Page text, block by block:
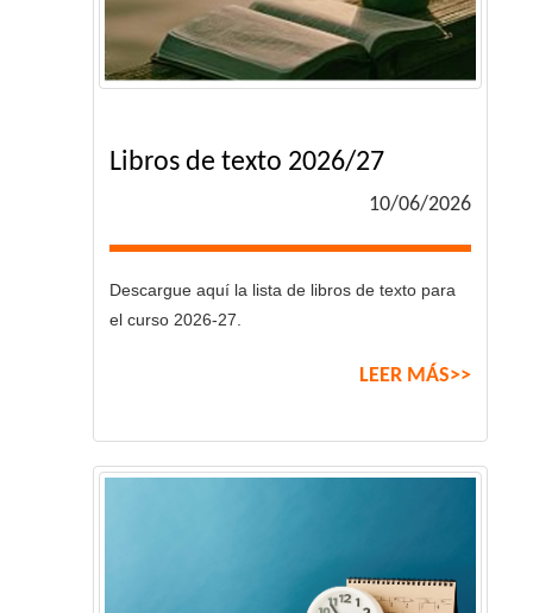
Libros de texto 2026/27
10/06/2026
Descargue aquí la lista de libros de texto para
el curso 2026-27.
LEER MÁS>>